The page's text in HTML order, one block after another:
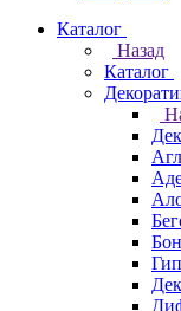
Каталог
Назад
Каталог